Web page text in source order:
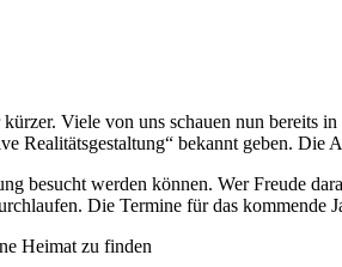
Viele von uns schauen nun bereits
Realitätsgestaltung“ bekannt geben.
besucht werden können. Wer Freude
Die Termine für das kommende
Heimat zu finden